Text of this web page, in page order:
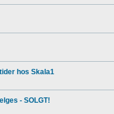
hos Skala1
- SOLGT!